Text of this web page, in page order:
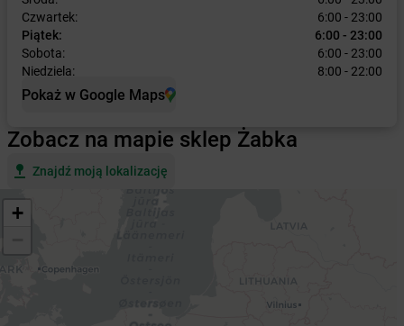
Czwartek:
6:00 - 23:00
Piątek:
6:00 - 23:00
Sobota:
6:00 - 23:00
Niedziela:
8:00 - 22:00
Pokaż w Google Maps
Zobacz na mapie sklep Żabka
Znajdź moją lokalizację
+